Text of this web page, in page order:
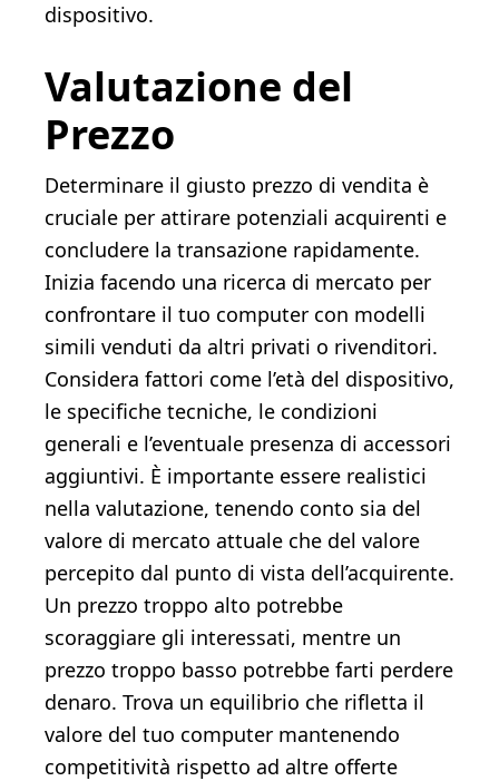
dispositivo.
Valutazione del
Prezzo
Determinare il giusto prezzo di vendita è
cruciale per attirare potenziali acquirenti e
concludere la transazione rapidamente.
Inizia facendo una ricerca di mercato per
confrontare il tuo computer con modelli
simili venduti da altri privati o rivenditori.
Considera fattori come l’età del dispositivo,
le specifiche tecniche, le condizioni
generali e l’eventuale presenza di accessori
aggiuntivi. È importante essere realistici
nella valutazione, tenendo conto sia del
valore di mercato attuale che del valore
percepito dal punto di vista dell’acquirente.
Un prezzo troppo alto potrebbe
scoraggiare gli interessati, mentre un
prezzo troppo basso potrebbe farti perdere
denaro. Trova un equilibrio che rifletta il
valore del tuo computer mantenendo
competitività rispetto ad altre offerte